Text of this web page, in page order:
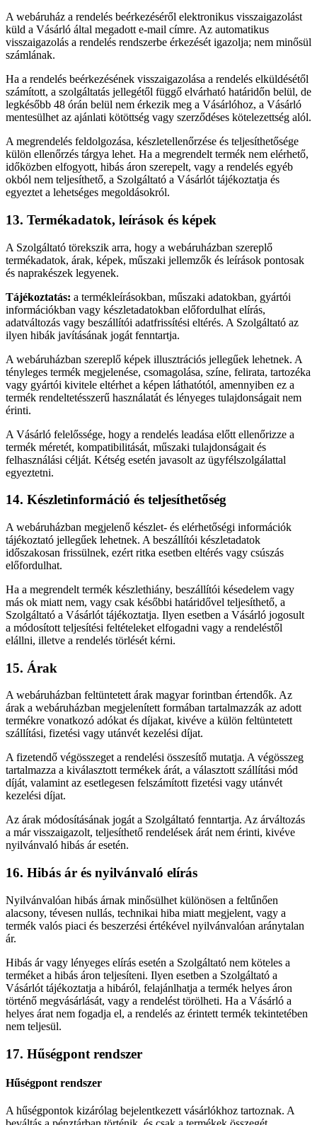
A webáruház a rendelés beérkezéséről elektronikus visszaigazolást
küld a Vásárló által megadott e-mail címre. Az automatikus
visszaigazolás a rendelés rendszerbe érkezését igazolja; nem minősül
számlának.
Ha a rendelés beérkezésének visszaigazolása a rendelés elküldésétől
számított, a szolgáltatás jellegétől függő elvárható határidőn belül, de
legkésőbb 48 órán belül nem érkezik meg a Vásárlóhoz, a Vásárló
mentesülhet az ajánlati kötöttség vagy szerződéses kötelezettség alól.
A megrendelés feldolgozása, készletellenőrzése és teljesíthetősége
külön ellenőrzés tárgya lehet. Ha a megrendelt termék nem elérhető,
időközben elfogyott, hibás áron szerepelt, vagy a rendelés egyéb
okból nem teljesíthető, a Szolgáltató a Vásárlót tájékoztatja és
egyeztet a lehetséges megoldásokról.
13. Termékadatok, leírások és képek
A Szolgáltató törekszik arra, hogy a webáruházban szereplő
termékadatok, árak, képek, műszaki jellemzők és leírások pontosak
és naprakészek legyenek.
Tájékoztatás: a termékleírásokban, műszaki adatokban, gyártói
információkban vagy készletadatokban előfordulhat elírás,
adatváltozás vagy beszállítói adatfrissítési eltérés. A Szolgáltató az
ilyen hibák javításának jogát fenntartja.
A webáruházban szereplő képek illusztrációs jellegűek lehetnek. A
tényleges termék megjelenése, csomagolása, színe, felirata, tartozéka
vagy gyártói kivitele eltérhet a képen láthatótól, amennyiben ez a
termék rendeltetésszerű használatát és lényeges tulajdonságait nem
érinti.
A Vásárló felelőssége, hogy a rendelés leadása előtt ellenőrizze a
termék méretét, kompatibilitását, műszaki tulajdonságait és
felhasználási célját. Kétség esetén javasolt az ügyfélszolgálattal
egyeztetni.
14. Készletinformáció és teljesíthetőség
A webáruházban megjelenő készlet- és elérhetőségi információk
tájékoztató jellegűek lehetnek. A beszállítói készletadatok
időszakosan frissülnek, ezért ritka esetben eltérés vagy csúszás
előfordulhat.
Ha a megrendelt termék készlethiány, beszállítói késedelem vagy
más ok miatt nem, vagy csak későbbi határidővel teljesíthető, a
Szolgáltató a Vásárlót tájékoztatja. Ilyen esetben a Vásárló jogosult
a módosított teljesítési feltételeket elfogadni vagy a rendeléstől
elállni, illetve a rendelés törlését kérni.
15. Árak
A webáruházban feltüntetett árak magyar forintban értendők. Az
árak a webáruházban megjelenített formában tartalmazzák az adott
termékre vonatkozó adókat és díjakat, kivéve a külön feltüntetett
szállítási, fizetési vagy utánvét kezelési díjat.
A fizetendő végösszeget a rendelési összesítő mutatja. A végösszeg
tartalmazza a kiválasztott termékek árát, a választott szállítási mód
díját, valamint az esetlegesen felszámított fizetési vagy utánvét
kezelési díjat.
Az árak módosításának jogát a Szolgáltató fenntartja. Az árváltozás
a már visszaigazolt, teljesíthető rendelések árát nem érinti, kivéve
nyilvánvaló hibás ár esetén.
16. Hibás ár és nyilvánvaló elírás
Nyilvánvalóan hibás árnak minősülhet különösen a feltűnően
alacsony, tévesen nullás, technikai hiba miatt megjelent, vagy a
termék valós piaci és beszerzési értékével nyilvánvalóan aránytalan
ár.
Hibás ár vagy lényeges elírás esetén a Szolgáltató nem köteles a
terméket a hibás áron teljesíteni. Ilyen esetben a Szolgáltató a
Vásárlót tájékoztatja a hibáról, felajánlhatja a termék helyes áron
történő megvásárlását, vagy a rendelést törölheti. Ha a Vásárló a
helyes árat nem fogadja el, a rendelés az érintett termék tekintetében
nem teljesül.
17. Hűségpont rendszer
Hűségpont rendszer
A hűségpontok kizárólag bejelentkezett vásárlókhoz tartoznak. A